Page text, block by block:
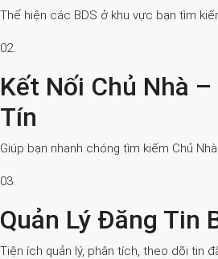
Thể hiện các BDS ở khu vực bạn tìm
02.
Kết Nối Chủ Nhà
Tín
Giúp bạn nhanh chóng tìm kiếm Chủ
03.
Quản Lý Đăng Tin
Tiện ích quản lý, phân tích, theo dõi tin